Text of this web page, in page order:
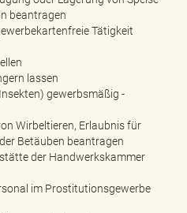
beantragen
Tätigkeit
lassen
gewerbsmäßig -
Wirbeltieren, Erlaubnis für
Betäuben beantragen
der Handwerkskammer
im Prostitutionsgewerbe